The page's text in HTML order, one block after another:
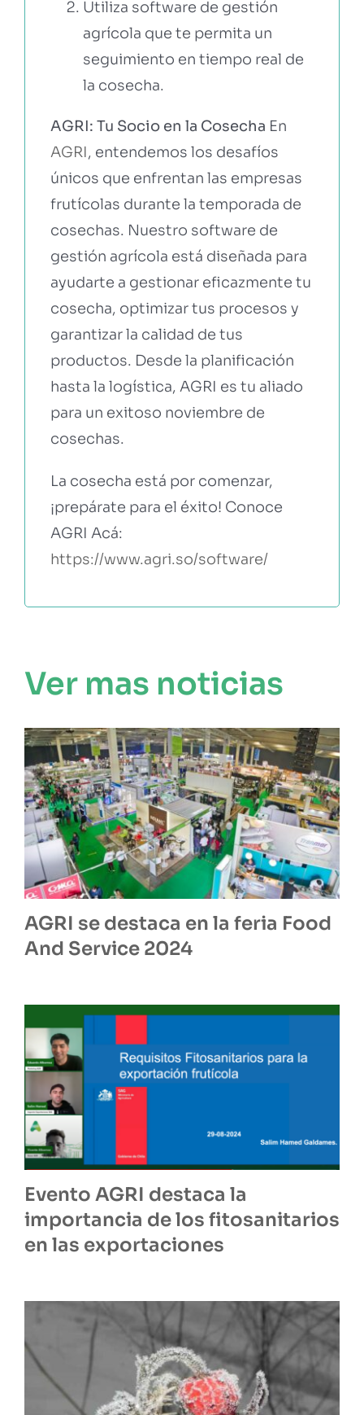
Utiliza software de gestión
agrícola que te permita un
seguimiento en tiempo real de
la cosecha.
AGRI: Tu Socio en la Cosecha En
AGRI, entendemos los desafíos
únicos que enfrentan las empresas
frutícolas durante la temporada de
cosechas. Nuestro software de
gestión agrícola está diseñada para
ayudarte a gestionar eficazmente tu
cosecha, optimizar tus procesos y
garantizar la calidad de tus
productos. Desde la planificación
hasta la logística, AGRI es tu aliado
para un exitoso noviembre de
cosechas.
La cosecha está por comenzar,
¡prepárate para el éxito! Conoce
AGRI Acá:
https://www.agri.so/software/
Ver mas noticias
AGRI se destaca en la feria Food
And Service 2024
Evento AGRI destaca la
importancia de los fitosanitarios
en las exportaciones